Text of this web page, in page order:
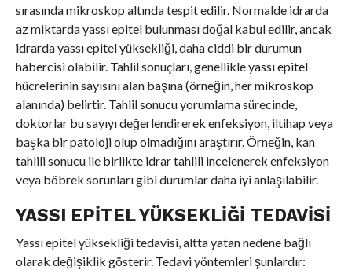
sırasında mikroskop altında tespit edilir. Normalde idrarda
az miktarda yassı epitel bulunması doğal kabul edilir, ancak
idrarda yassı epitel yüksekliği, daha ciddi bir durumun
habercisi olabilir. Tahlil sonuçları, genellikle yassı epitel
hücrelerinin sayısını alan başına (örneğin, her mikroskop
alanında) belirtir. Tahlil sonucu yorumlama sürecinde,
doktorlar bu sayıyı değerlendirerek enfeksiyon, iltihap veya
başka bir patoloji olup olmadığını araştırır. Örneğin, kan
tahlili sonucu ile birlikte idrar tahlili incelenerek enfeksiyon
veya böbrek sorunları gibi durumlar daha iyi anlaşılabilir.
YASSI EPITEL YÜKSEKLIĞI TEDAVISI
Yassı epitel yüksekliği tedavisi, altta yatan nedene bağlı
olarak değişiklik gösterir. Tedavi yöntemleri şunlardır: